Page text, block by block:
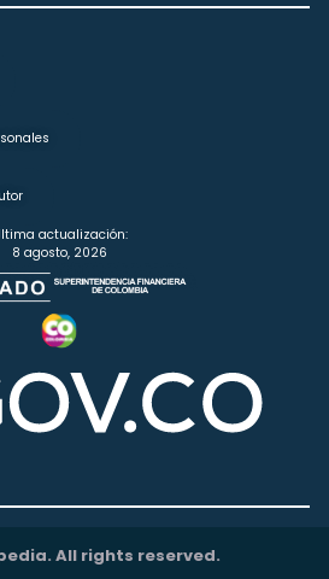
actualización:
8 agosto, 2026
All rights reserved.